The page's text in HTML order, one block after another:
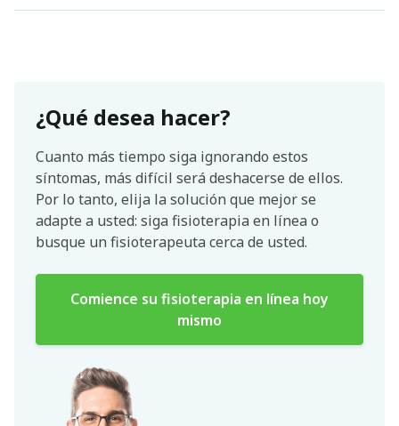
¿Qué desea hacer?
Cuanto más tiempo siga ignorando estos
síntomas, más difícil será deshacerse de ellos.
Por lo tanto, elija la solución que mejor se
adapte a usted: siga fisioterapia en línea o
busque un fisioterapeuta cerca de usted.
Comience su fisioterapia en línea hoy
mismo